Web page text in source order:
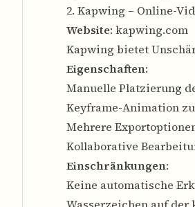
2. Kapwing – Online-
Website: kapwing.com
Kapwing bietet
Eigenschaften:
Manuelle Platzierung
Keyframe-Animation
Mehrere
Kollaborative
Einschränkungen:
Keine automatische